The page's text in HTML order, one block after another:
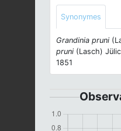
Synonymes
Grandinia pruni
pruni (Lasch)
1851